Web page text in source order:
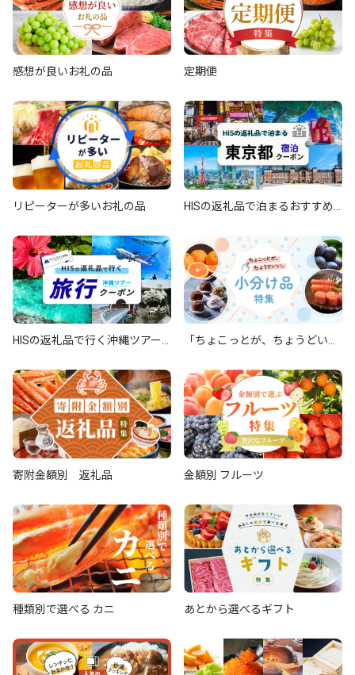
感想が良いお礼の品 定期便
リピーターが多いお礼の品
HISの返礼品で泊まるおすすめ
HISの返礼品で行く沖縄ツアー
「ちょこっとが、ちょうどい
寄附金額別 返礼品 金額別 フルーツ
種類別で選べる カニ あとから選べるギフト